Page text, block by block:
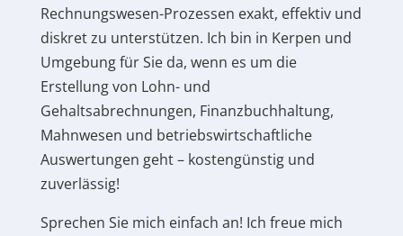
Rechnungswesen-Prozessen exakt, effektiv und
diskret zu unterstützen. Ich bin in Kerpen und
Umgebung für Sie da, wenn es um die
Erstellung von Lohn- und
Gehaltsabrechnungen, Finanzbuchhaltung,
Mahnwesen und betriebswirtschaftliche
Auswertungen geht – kostengünstig und
zuverlässig!
Sprechen Sie mich einfach an! Ich freue mich